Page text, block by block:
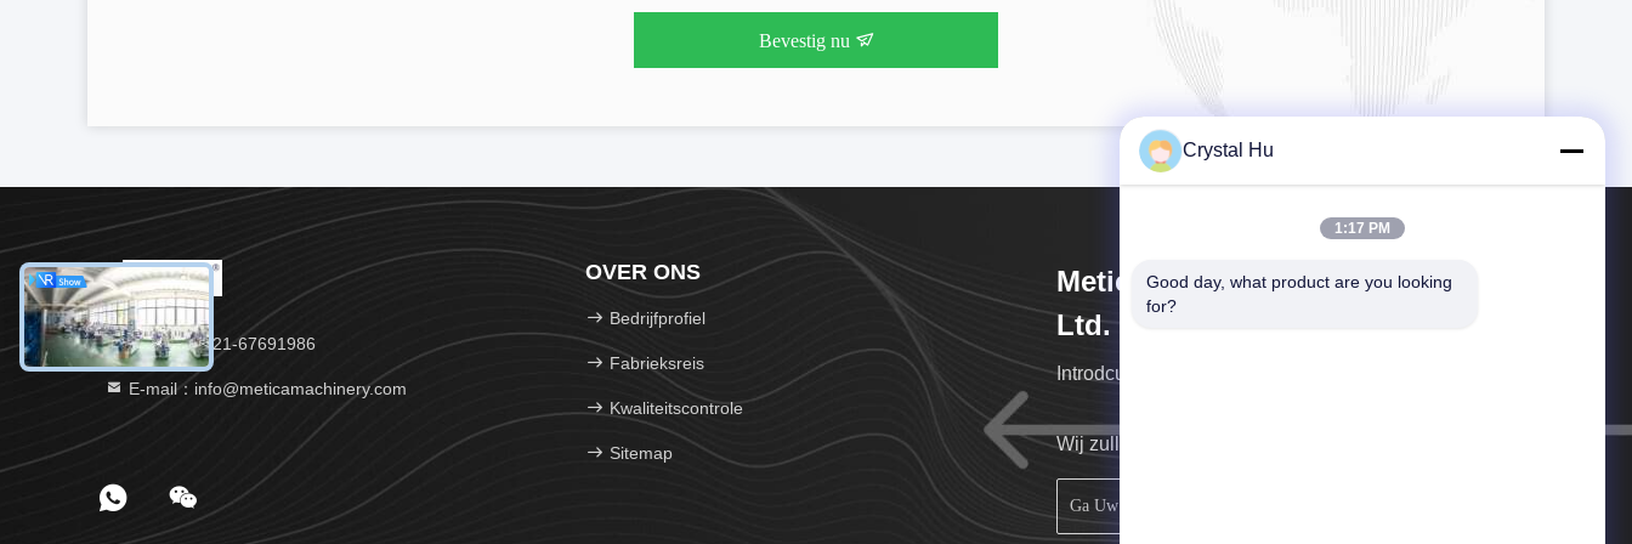
Bevestig nu
Tel.：86- 021-67691986
E-mail：info@meticamachinery.com
OVER ONS
Bedrijfprofiel
Fabrieksreis
Kwaliteitscontrole
Sitemap
Metica Machinery (Shanghai) Co.,
Ltd.
Introdcution van Meticamachines
Wij zullen aan u zo spoedig mogelijk terugkeren.
Crystal Hu
1:17 PM
Good day, what product are you looking
for?